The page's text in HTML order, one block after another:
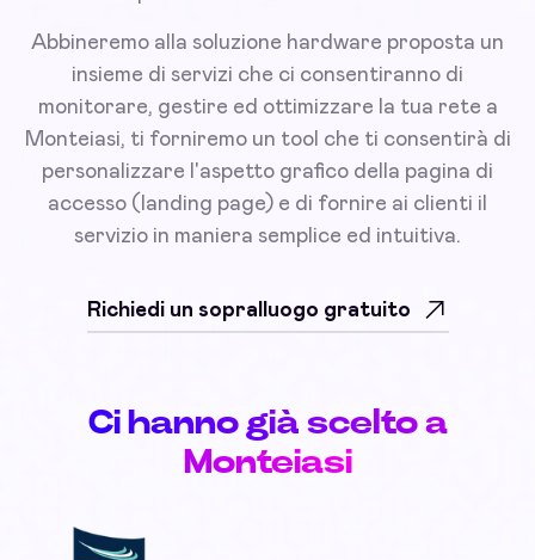
Abbineremo alla soluzione hardware proposta un
insieme di servizi che ci consentiranno di
monitorare, gestire ed ottimizzare la tua rete a
Monteiasi, ti forniremo un tool che ti consentirà di
personalizzare l'aspetto grafico della pagina di
accesso (landing page) e di fornire ai clienti il
servizio in maniera semplice ed intuitiva.
Richiedi un sopralluogo gratuito
Ci hanno già scelto a
Monteiasi